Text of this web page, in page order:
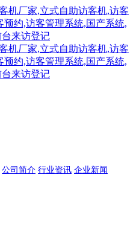
公司简介 行业资讯 企业新闻